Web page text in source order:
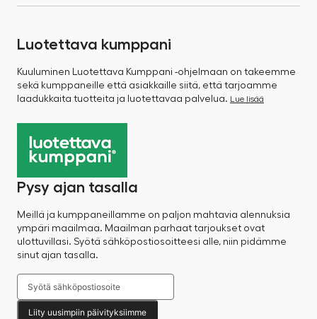
Luotettava kumppani
Kuuluminen Luotettava Kumppani -ohjelmaan on takeemme
sekä kumppaneille että asiakkaille siitä, että tarjoamme
laadukkaita tuotteita ja luotettavaa palvelua. Lue lisää
Pysy ajan tasalla
Meillä ja kumppaneillamme on paljon mahtavia alennuksia
ympäri maailmaa. Maailman parhaat tarjoukset ovat
ulottuvillasi. Syötä sähköpostiosoitteesi alle, niin pidämme
sinut ajan tasalla.
Liity uusimpiin päivityksiimme